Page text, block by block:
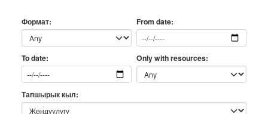
Формат From date
To date Only with resources
Тапшырык кыл